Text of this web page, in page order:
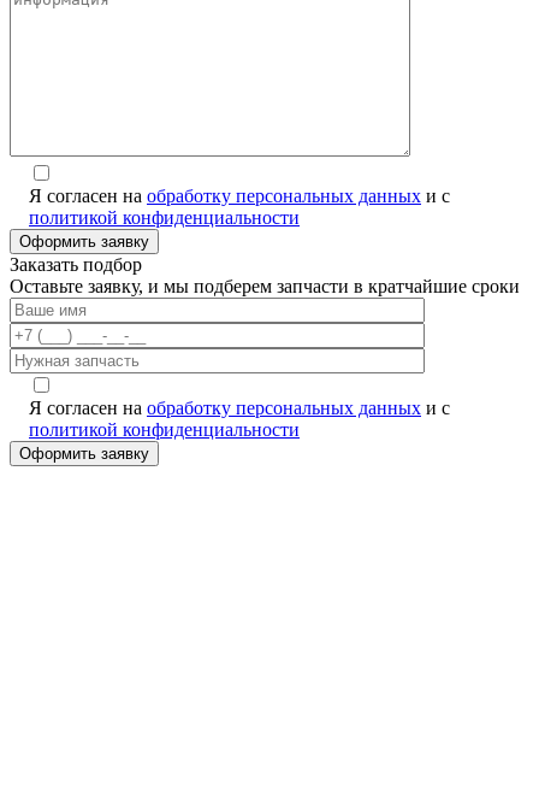
Я согласен на обработку персональных данных и с
политикой конфиденциальности
Заказать подбор
Оставьте заявку, и мы подберем запчасти в кратчайшие сроки
Я согласен на обработку персональных данных и с
политикой конфиденциальности